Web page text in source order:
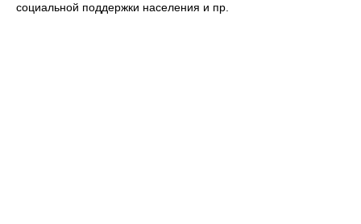
социальной поддержки населения и пр.